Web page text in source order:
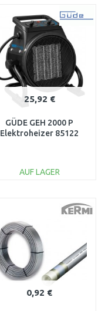
Vergleichen
25,92 €
GÜDE GEH 2000 P
Elektroheizer 85122
AUF LAGER
Vergleichen
0,92 €